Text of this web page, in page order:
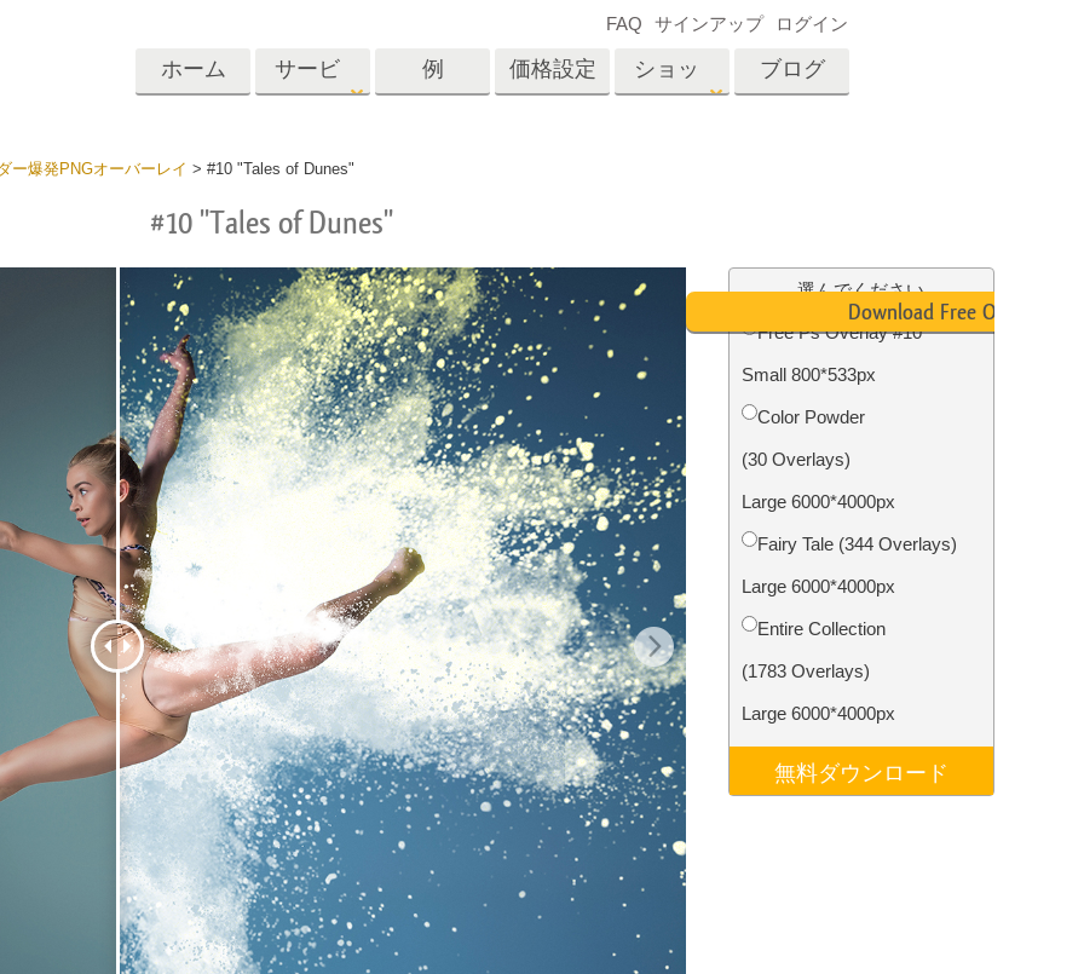
ホーム サービ
する
真編集サービ
AIが生成した衣料品モデ
ル
画像操作料理内容
写真入力アプリケーショ
ッチ製品内容 ジュエリーレタッチ製品 AIトレーニングデータ Video Editing Services
例 価格設定 ショッ
Photoshop
Photoshopアクション
Photoshopオーバーレイ
Photoshopテクスチャ
Psアクションコレクシ
ョン全体
Psはコレクション全体
をオーバーレイしま
す
プレート
バレンタインデーカ
ード
結婚式招待状
子供の誕生日の招待
状
ビデオオーバーレイ
ブログ
FAQ サインアップ ログイン
ー爆発PNGオーバーレイ > #10 "Tales of Dunes"
#10 "Tales of Dunes"
選んでください
Free Ps Overlay #10
Small 800*533px
Color Powder
(30 Overlays)
Large 6000*4000px
Fairy Tale (344 Overlays)
Large 6000*4000px
Entire Collection
(1783 Overlays)
Large 6000*4000px
無料ダウンロード
Download Free Overlay